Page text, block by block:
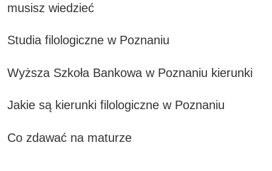
musisz wiedzieć
Studia filologiczne w Poznaniu
Wyższa Szkoła Bankowa w Poznaniu kierunki
Jakie są kierunki filologiczne w Poznaniu
Co zdawać na maturze